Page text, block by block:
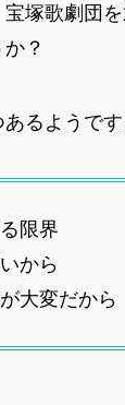
塚歌劇団
？
るようです
限界
から
大変だから